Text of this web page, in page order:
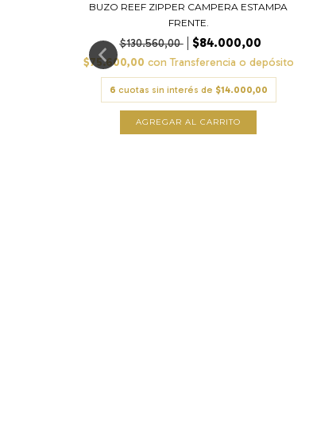
BUZO REEF ZIPPER CAMPERA ESTAMPA
FRENTE.
$130.560,00 $84.000,00
$75.600,00 con Transferencia o depósito
6 cuotas sin interés de $14.000,00
AGREGAR AL CARRITO